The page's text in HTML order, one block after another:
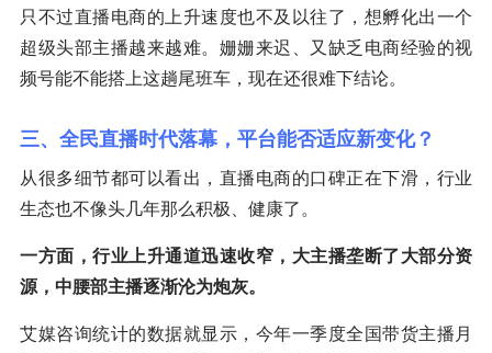
只不过直播电商的上升速度也不及以往了，想孵化出一个
超级头部主播越来越难。姗姗来迟、又缺乏电商经验的视
频号能不能搭上这趟尾班车，现在还很难下结论。
三、全民直播时代落幕，平台能否适应新变化？
从很多细节都可以看出，直播电商的口碑正在下滑，行业
生态也不像头几年那么积极、健康了。
一方面，行业上升通道迅速收窄，大主播垄断了大部分资
源，中腰部主播逐渐沦为炮灰。
艾媒咨询统计的数据就显示，今年一季度全国带货主播月